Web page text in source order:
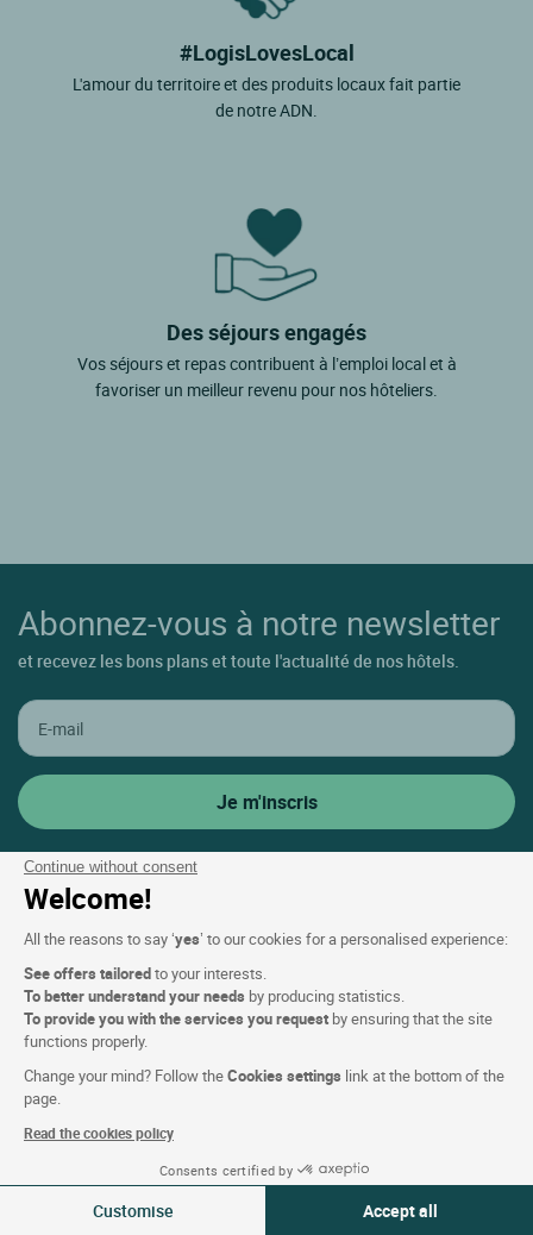
Continue without consent
Welcome!
All the reasons to say ‘yes’ to our cookies for a personalised experience:
See offers tailoredto your interests.
To better understand your needs by producing statistics.
To provide you with the services you request by ensuring that the site
functions properly.
Change your mind? Follow theCookies settings link at the bottom of the
page.
Read the cookies policy
Consents certified by
Customise Accept all
06-07 Aoû 2026
2 voyageurs | 1 chambre
#LogisLovesLocal
L'amour du territoire et des produits locaux fait partie
de notre ADN.
Des séjours engagés
Vos séjours et repas contribuent à l’emploi local et à
favoriser un meilleur revenu pour nos hôteliers.
Abonnez-vous à notre newsletter
et recevez les bons plans et toute l'actualité de nos hôtels.
Contactez le service client
+33(0)1 45 84 83 84
Un conseiller à votre écoute
Du lundi au vendredi & jours fériés :
De 9h à 18h
Assistance & FAQ
Gérer mes réservations